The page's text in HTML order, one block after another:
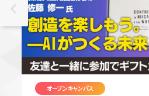
オープンキャンパス